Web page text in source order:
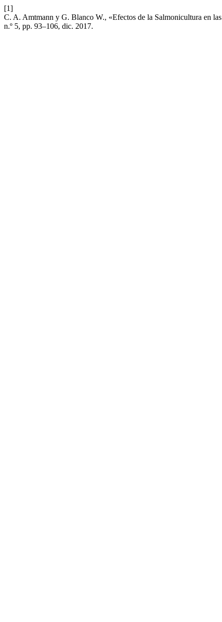
[1]
C. A. Amtmann y G. Blanco W., «Efectos de la Salmonicultura en
n.º 5, pp. 93–106, dic. 2017.